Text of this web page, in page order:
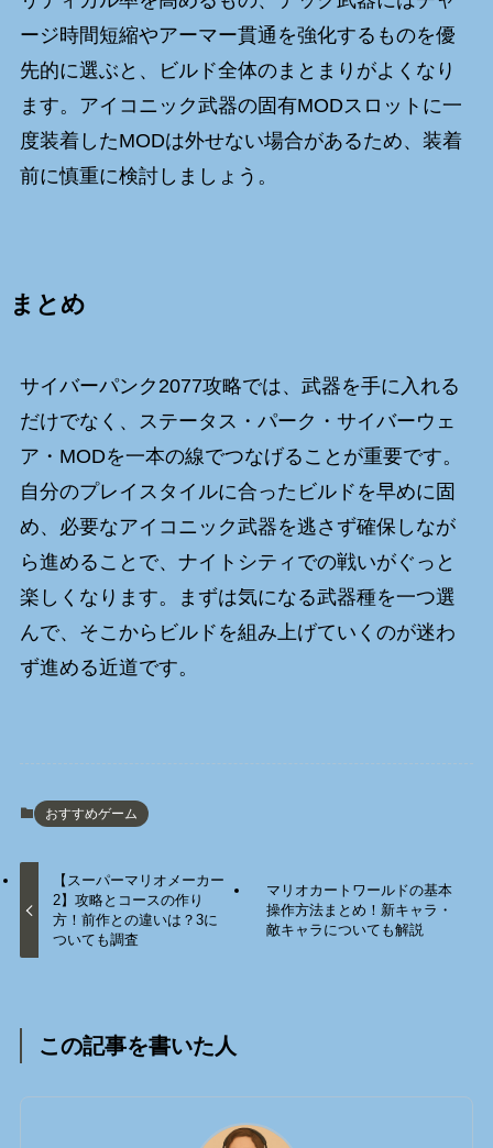
ージ時間短縮やアーマー貫通を強化するものを優
先的に選ぶと、ビルド全体のまとまりがよくなり
ます。アイコニック武器の固有MODスロットに一
度装着したMODは外せない場合があるため、装着
前に慎重に検討しましょう。
まとめ
サイバーパンク2077攻略では、武器を手に入れる
だけでなく、ステータス・パーク・サイバーウェ
ア・MODを一本の線でつなげることが重要です。
自分のプレイスタイルに合ったビルドを早めに固
め、必要なアイコニック武器を逃さず確保しなが
ら進めることで、ナイトシティでの戦いがぐっと
楽しくなります。まずは気になる武器種を一つ選
んで、そこからビルドを組み上げていくのが迷わ
ず進める近道です。
おすすめゲーム
【スーパーマリオメーカー
2】攻略とコースの作り
方！前作との違いは？3に
ついても調査
マリオカートワールドの基本
操作方法まとめ！新キャラ・
敵キャラについても解説
この記事を書いた人